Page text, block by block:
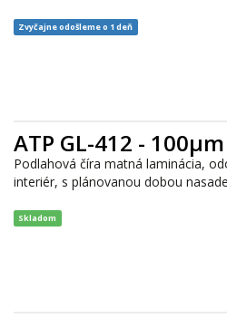
Zvyčajne odošleme o 1 deň
ATP GL-412 - 100µm
Podlahová číra matná laminácia,
interiér, s plánovanou dobou
Skladom